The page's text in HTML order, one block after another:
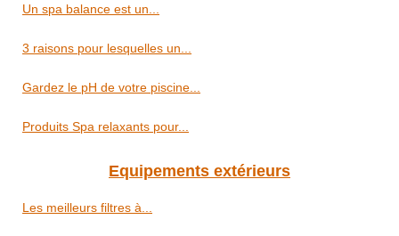
Un spa balance est un...
3 raisons pour lesquelles un...
Gardez le pH de votre piscine...
Produits Spa relaxants pour...
Equipements extérieurs
Les meilleurs filtres à...